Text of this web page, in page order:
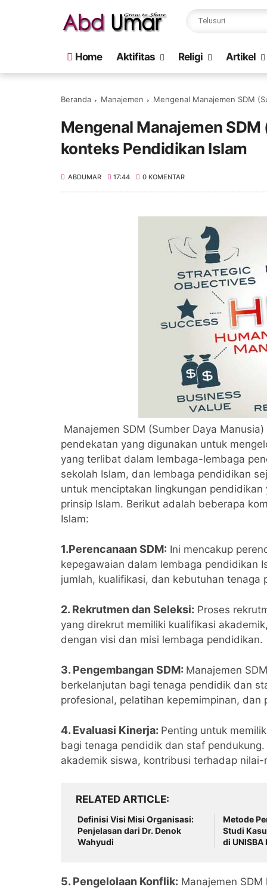
Home Aktifitas Religi Artikel
Beranda Manajemen Mengenal Manajemen SDM
Mengenal Manajemen
konteks Pendidikan Islam
ABDUMAR 17:44 0 KOMENTAR
Manajemen SDM (Sumber Daya
pendekatan yang digunakan untuk
yang terlibat dalam lembaga-lembaga
sekolah Islam, dan lembaga pendidikan
untuk menciptakan lingkungan
prinsip Islam. Berikut adalah beberapa
Islam:
1.Perencanaan SDM: Ini mencakup
kepegawaian dalam lembaga pendidikan
jumlah, kualifikasi, dan kebutuhan tenaga
2. Rekrutmen dan Seleksi: Proses
yang direkrut memiliki kualifikasi
dengan visi dan misi lembaga pendidikan.
3. Pengembangan SDM: Manajemen
berkelanjutan bagi tenaga pendidik dan
profesional, pelatihan kepemimpinan, dan
4. Evaluasi Kinerja: Penting untuk
bagi tenaga pendidik dan staf
akademik siswa, kontribusi terhadap
RELATED ARTICLE
Definisi Visi Misi Organisasi:
Penjelasan dari Dr. Denok
Wahyudi
Metode
Studi
di UNISBA
5. Pengelolaan Konflik: Manajemen